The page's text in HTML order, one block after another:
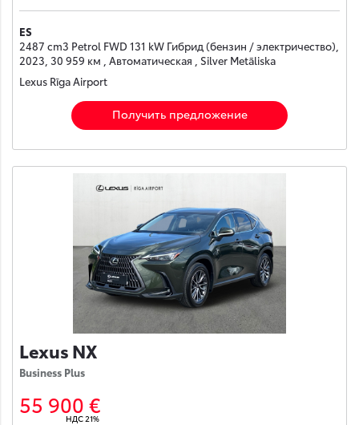
ES
2487 cm3 Petrol FWD 131 kW Гибрид (бензин / электричество),
2023, 30 959 км , Автоматическая , Silver Metāliska
Lexus Rīga Airport
Получить предложение
Lexus NX
Business Plus
55 900 €
НДС 21%